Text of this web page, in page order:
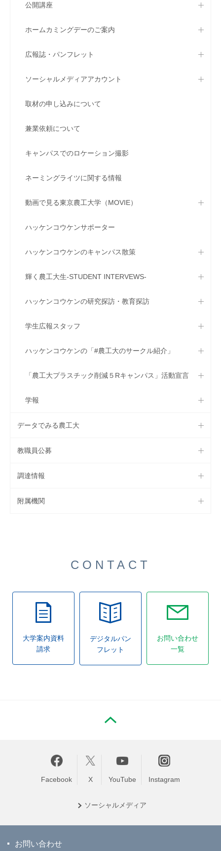
公開講座
ホームカミングデーのご案内
広報誌・パンフレット
ソーシャルメディアアカウント
取材の申し込みについて
兼業依頼について
キャンパスでのロケーション撮影
ネーミングライツに関する情報
動画で見る東京農工大学（MOVIE）
ハッケンコウケンサポーター
ハッケンコウケンのキャンパス散策
輝く農工大生-STUDENT INTERVEWS-
ハッケンコウケンの研究探訪・教育探訪
学生広報スタッフ
ハッケンコウケンの「#農工大のサークル紹介」
「農工大プラスチック削減５Rキャンパス」活動宣言
学報
データでみる農工大
教職員公募
調達情報
附属機関
CONTACT
大学案内資料
請求
デジタルパン
フレット
お問い合わせ
一覧
Facebook X YouTube Instagram
ソーシャル メディア
お問い合わせ